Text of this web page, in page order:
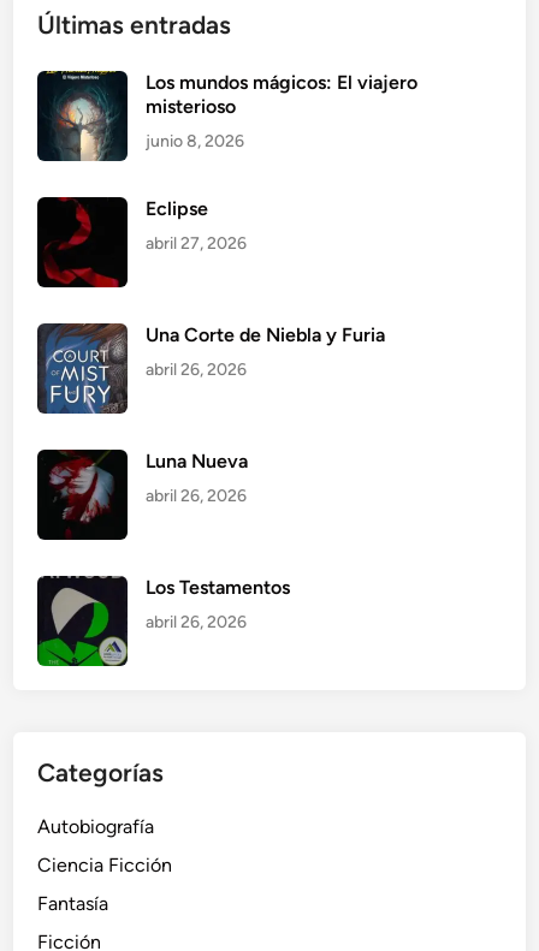
Últimas entradas
Los mundos mágicos: El viajero
misterioso
junio 8, 2026
Eclipse
abril 27, 2026
Una Corte de Niebla y Furia
abril 26, 2026
Luna Nueva
abril 26, 2026
Los Testamentos
abril 26, 2026
Categorías
Autobiografía
Ciencia Ficción
Fantasía
Ficción